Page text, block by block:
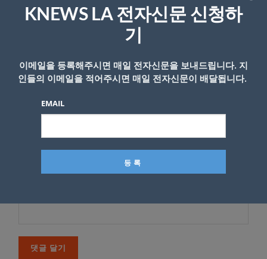
KNEWS LA 전자신문 신청하
기
이메일을 등록해주시면 매일 전자신문을 보내드립니다. 지
인들의 이메일을 적어주시면 매일 전자신문이 배달됩니다.
EMAIL